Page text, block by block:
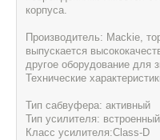
корпуса.
Производитель: Mackie,
выпускается
другое оборудование для
Технические
Тип сабвуфера: активный
Тип усилителя: встроенный
Класс усилителя:Class-D